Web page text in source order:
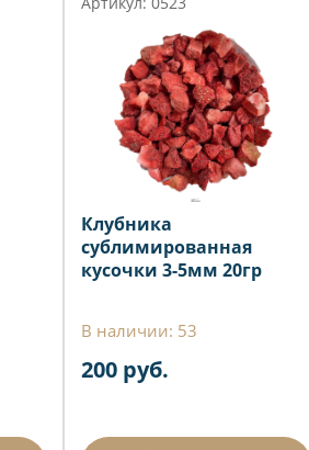
Клубника
сублимированная
кусочки 3-5мм 20гр
В наличии: 53
200 руб.